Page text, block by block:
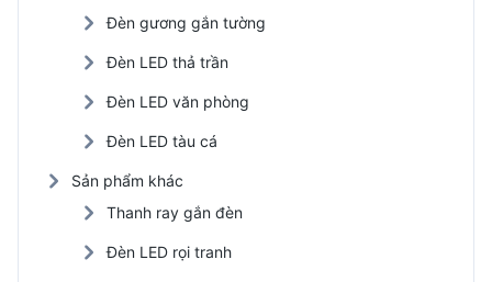
Đèn gương gắn tường
Đèn LED thả trần
Đèn LED văn phòng
Đèn LED tàu cá
Sản phẩm khác
Thanh ray gắn đèn
Đèn LED rọi tranh